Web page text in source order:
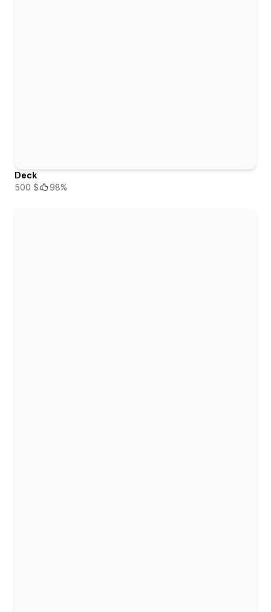
Deck
500 $
98%